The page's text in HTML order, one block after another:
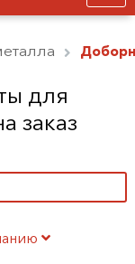
для
заказ